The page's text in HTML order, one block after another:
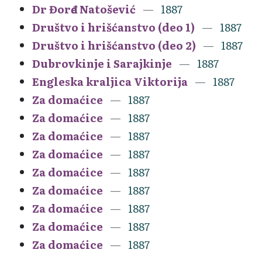
Dr Đorđe Natošević
1887
Društvo i hrišćanstvo (deo 1)
1887
Društvo i hrišćanstvo (deo 2)
1887
Dubrovkinje i Sarajkinje
1887
Engleska kraljica Viktorija
1887
Za domaćice
1887
Za domaćice
1887
Za domaćice
1887
Za domaćice
1887
Za domaćice
1887
Za domaćice
1887
Za domaćice
1887
Za domaćice
1887
Za domaćice
1887